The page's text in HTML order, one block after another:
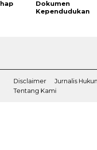
Dokumen
Kependudukan
Disclaimer Jurnalis
Tentang Kami